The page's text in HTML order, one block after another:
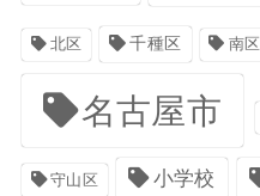
北区 千種区 南区
名古屋市
守山区 小学校